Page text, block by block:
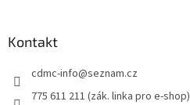
Kontakt
cdmc-info@seznam.cz
775 611 211 (zák. linka pro e-shop)